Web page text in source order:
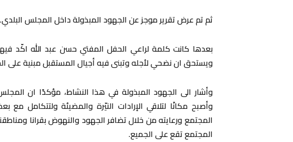
ثم تم عرض تقرير موجز عن الجهود المبذولة داخل المجلس البلدي.
بعدها كانت كلمة لراعي الحفل المفتي حسن عبد الله اكّد فيها
ويستحق ان نضحي لأجله وتبنى فيه أجيال المستقبل مبنية على
وأشار الى الجهود المبذولة في هذا النشاط، مؤكدًا ان
وأصبح مكانًا لتلاقي الإرادات النيّرة والمضيئة ولتتكامل
المجتمع ورعايته من خلال تضافر الجهود والنهوض بقرانا
المجتمع تقع على الجميع.